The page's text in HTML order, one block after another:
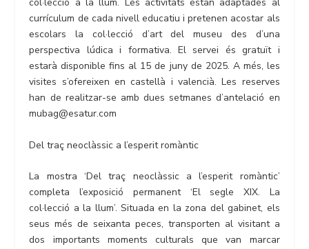
currículum de cada nivell educatiu i pretenen acostar als
escolars la col·lecció d’art del museu des d’una
perspectiva lúdica i formativa. El servei és gratuït i
estarà disponible fins al 15 de juny de 2025. A més, les
visites s’ofereixen en castellà i valencià. Les reserves
han de realitzar-se amb dues setmanes d’antelació en
mubag@esatur.com
Del traç neoclàssic a l’esperit romàntic
La mostra ‘Del traç neoclàssic a l’esperit romàntic’
completa l’exposició permanent ‘El segle XIX. La
col·lecció a la llum’. Situada en la zona del gabinet, els
seus més de seixanta peces, transporten al visitant a
dos importants moments culturals que van marcar